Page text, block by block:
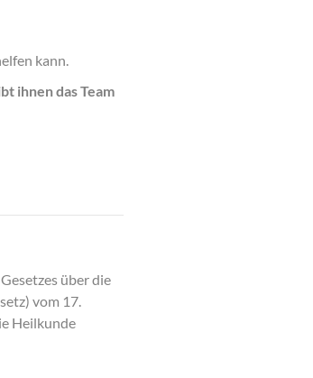
kann.
ihnen das Team
über die
vom 17.
Heilkunde